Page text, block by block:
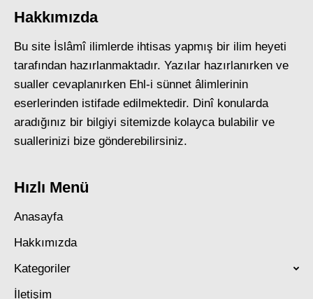
Hakkımızda
Bu site İslâmî ilimlerde ihtisas yapmış bir ilim heyeti
tarafından hazırlanmaktadır. Yazılar hazırlanırken ve
sualler cevaplanırken Ehl-i sünnet âlimlerinin
eserlerinden istifade edilmektedir. Dinî konularda
aradığınız bir bilgiyi sitemizde kolayca bulabilir ve
suallerinizi bize gönderebilirsiniz.
Hızlı Menü
Anasayfa
Hakkımızda
Kategoriler
İletişim